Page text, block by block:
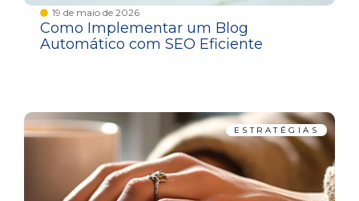
19 de maio de 2026
Como Implementar um Blog
Automático com SEO Eficiente
ESTRATÉGIAS